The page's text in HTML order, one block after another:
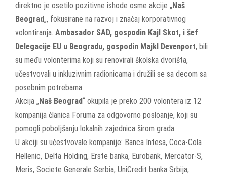
direktno je osetilo pozitivne ishode osme akcije „Naš
Beograd„, fokusirane na razvoj i značaj korporativnog
volontiranja. Ambasador SAD, gospodin Kajl Skot, i šef
Delegacije EU u Beogradu, gospodin Majkl Devenport, bili
su među volonterima koji su renovirali školska dvorišta,
učestvovali u inkluzivnim radionicama i družili se sa decom sa
posebnim potrebama.
Akcija „Naš Beograd“ okupila je preko 200 volontera iz 12
kompanija članica Foruma za odgovorno posloanje, koji su
pomogli poboljšanju lokalnih zajednica širom grada.
U akciji su učestvovale kompanije: Banca Intesa, Coca-Cola
Hellenic, Delta Holding, Erste banka, Eurobank, Mercator-S,
Meris, Societe Generale Serbia, UniCredit banka Srbija,